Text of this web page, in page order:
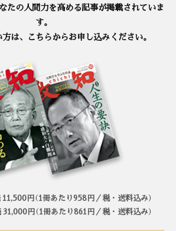
なたの人間力を高める記事が掲載されていま
す。
は、こちらからお申し込みください。
円（1冊あたり958円／税・送料込み）
円（1冊あたり861円／税・送料込み）